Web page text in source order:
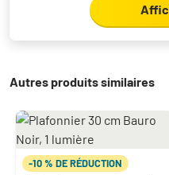
Autres produits similaires
-10 % DE RÉDUCTION